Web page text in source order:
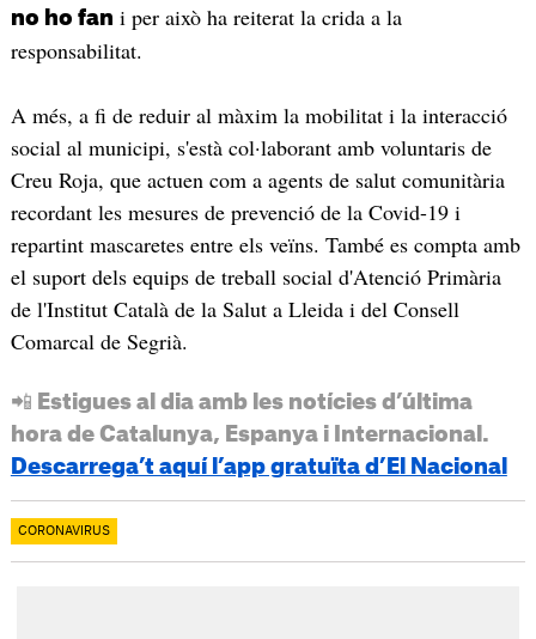
no ho fan i per això ha reiterat la crida a la
responsabilitat.
A més, a fi de reduir al màxim la mobilitat i la interacció
social al municipi, s'està col·laborant amb voluntaris de
Creu Roja, que actuen com a agents de salut comunitària
recordant les mesures de prevenció de la Covid-19 i
repartint mascaretes entre els veïns. També es compta amb
el suport dels equips de treball social d'Atenció Primària
de l'Institut Català de la Salut a Lleida i del Consell
Comarcal de Segrià.
📲 Estigues al dia amb les notícies d’última
hora de Catalunya, Espanya i Internacional.
Descarrega’t aquí l’app gratuïta d’El Nacional
CORONAVIRUS